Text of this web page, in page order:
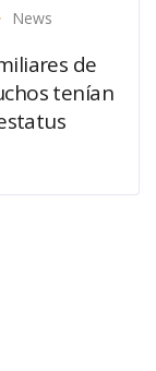
News
de
tenían